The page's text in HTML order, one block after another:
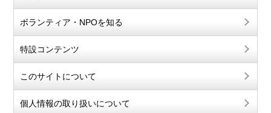
ボランティア・NPOを知る
特設コンテンツ
このサイトについて
個人情報の取り扱いについて